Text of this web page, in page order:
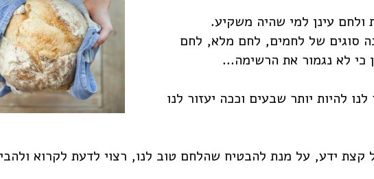
ולחם עינן למי שהיה משקיע.
סוגים של לחמים, לחם מלא, לחם
כי לא נגמור את הרשימה...
להיות יותר שבעים וככה יעזור לנו
ידע, על מנת להבטיח שהלחם טוב לנו, רצוי לדעת לקרוא